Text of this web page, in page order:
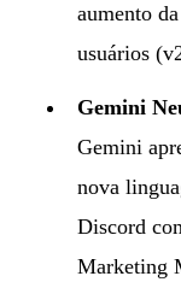
aumento
usuários
Gemini
Gemini
nova
Discord
Marketing